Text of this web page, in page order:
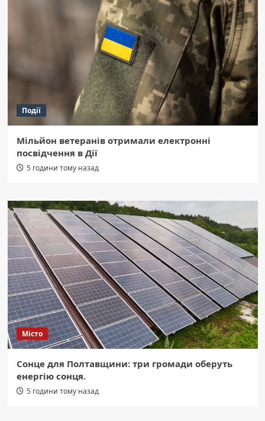
Події
Мільйон ветеранів отримали електронні
посвідчення в Дії
5 години тому назад
Місто
Сонце для Полтавщини: три громади оберуть
енергію сонця.
5 години тому назад